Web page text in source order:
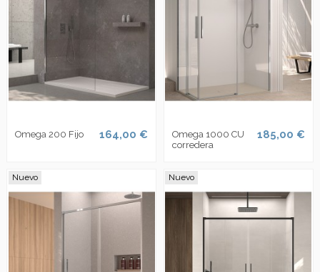
Omega 200 Fijo 164,00 €
Omega 1000 CU
corredera
185,00 €
Nuevo Nuevo